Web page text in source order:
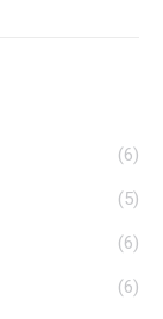
(6)
(5)
(6)
(6)